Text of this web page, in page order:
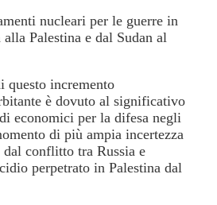
nucleari per le guerre in
Palestina e dal Sudan al
questo incremento
è dovuto al significativo
economici per la difesa negli
di più ampia incertezza
dal conflitto tra Russia e
perpetrato in Palestina dal